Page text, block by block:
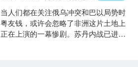
当人们都在关注俄乌冲突和巴以局势时
粤友钱，或许会忽略了非洲这片土地上
正在上演的一幕惨剧。苏丹内战已进